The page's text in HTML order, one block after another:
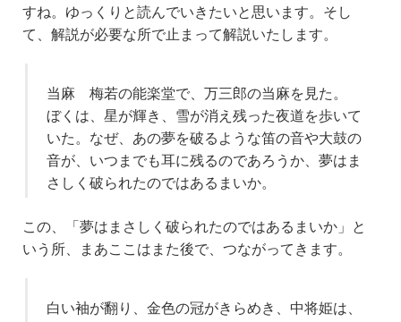
すね。ゆっくりと読んでいきたいと思います。そし
て、解説が必要な所で止まって解説いたします。
当麻 梅若の能楽堂で、万三郎の当麻を見た。
ぼくは、星が輝き、雪が消え残った夜道を歩いて
いた。なぜ、あの夢を破るような笛の音や大鼓の
音が、いつまでも耳に残るのであろうか、夢はま
さしく破られたのではあるまいか。
この、「夢はまさしく破られたのではあるまいか」と
いう所、まあここはまた後で、つながってきます。
白い袖が翻り、金色の冠がきらめき、中将姫は、